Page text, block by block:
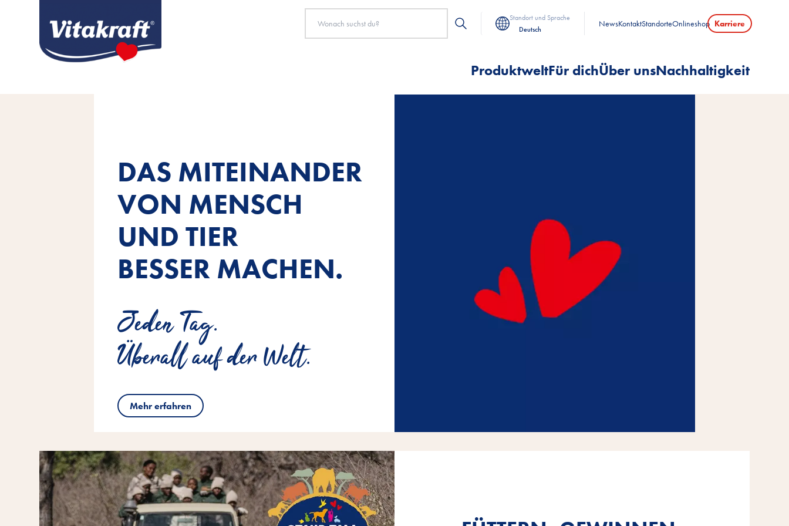
Standort und Sprache
Deutsch
NewsKontaktStandorteOnlineshop Karriere
ProduktweltFür dichÜber unsNachhaltigkeit
DAS MITEINANDER
VON MENSCH
UND TIER
BESSER MACHEN.
Jeden Tag.
Überall auf der Welt.
Mehr erfahren